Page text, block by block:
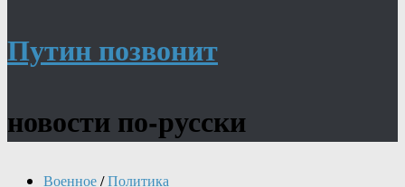
Путин позвонит
новости по-русски
Военное/Политика